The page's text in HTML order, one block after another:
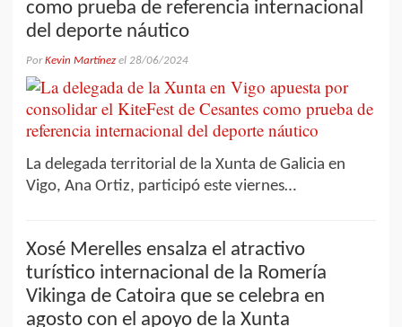
como prueba de referencia internacional
del deporte náutico
PorKevin Martínez el 28/06/2024
La delegada territorial de la Xunta de Galicia en
Vigo, Ana Ortiz, participó este viernes…
Xosé Merelles ensalza el atractivo
turístico internacional de la Romería
Vikinga de Catoira que se celebra en
agosto con el apoyo de la Xunta